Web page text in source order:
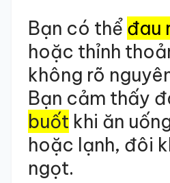
Bạn có thể đau
hoặc thỉnh
không rõ
Bạn cảm thấy
buốt khi ăn
hoặc lạnh, đôi
ngọt.